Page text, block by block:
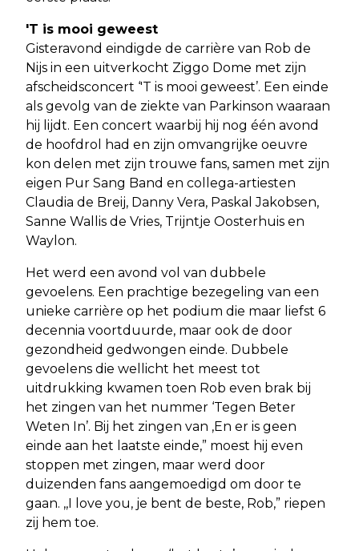
'T is mooi geweest
Gisteravond eindigde de carrière van Rob de
Nijs in een uitverkocht Ziggo Dome met zijn
afscheidsconcert ‘'T is mooi geweest’. Een einde
als gevolg van de ziekte van Parkinson waaraan
hij lijdt. Een concert waarbij hij nog één avond
de hoofdrol had en zijn omvangrijke oeuvre
kon delen met zijn trouwe fans, samen met zijn
eigen Pur Sang Band en collega-artiesten
Claudia de Breij, Danny Vera, Paskal Jakobsen,
Sanne Wallis de Vries, Trijntje Oosterhuis en
Waylon.
Het werd een avond vol van dubbele
gevoelens. Een prachtige bezegeling van een
unieke carrière op het podium die maar liefst 6
decennia voortduurde, maar ook de door
gezondheid gedwongen einde. Dubbele
gevoelens die wellicht het meest tot
uitdrukking kwamen toen Rob even brak bij
het zingen van het nummer ‘Tegen Beter
Weten In’. Bij het zingen van ,En er is geen
einde aan het laatste einde,” moest hij even
stoppen met zingen, maar werd door
duizenden fans aangemoedigd om door te
gaan. ,,I love you, je bent de beste, Rob,” riepen
zij hem toe.